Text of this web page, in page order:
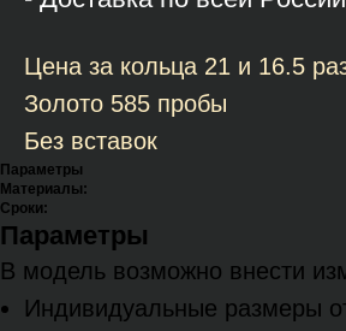
Цена за кольца 21 и 16.5
Золото 585 пробы
Без вставок
Параметры
Материалы:
Сроки:
Параметры
В модель возможно внести
Индивидуальные размеры